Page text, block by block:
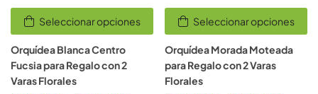
Seleccionar opciones
Orquídea Blanca Centro
Fucsia para Regalo con 2
Varas Florales
Seleccionar opciones
Orquídea Morada Moteada
para Regalo con 2 Varas
Florales